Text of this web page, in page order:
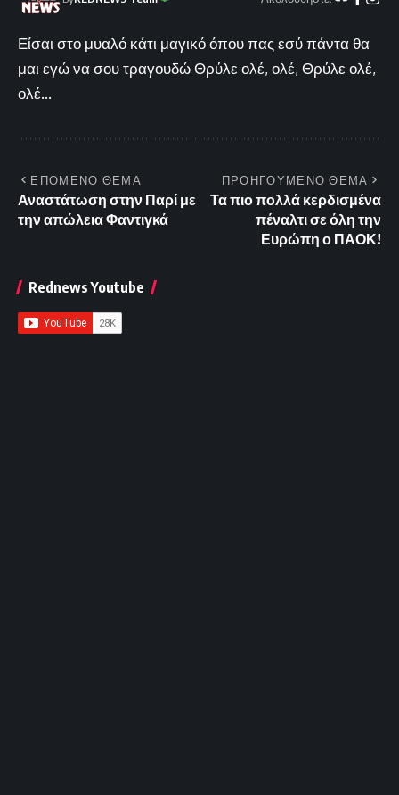
Είσαι στο μυαλό κάτι μαγικό όπου πας εσύ πάντα θα
μαι εγώ να σου τραγουδώ Θρύλε ολέ, ολέ, Θρύλε ολέ,
ολέ...
ΕΠΟΜΕΝΟ ΘΕΜΑ
Αναστάτωση στην Παρί με
την απώλεια Φαντιγκά
ΠΡΟΗΓΟΥΜΕΝΟ ΘΕΜΑ
Τα πιο πολλά κερδισμένα
πέναλτι σε όλη την
Ευρώπη ο ΠΑΟΚ!
Rednews Youtube